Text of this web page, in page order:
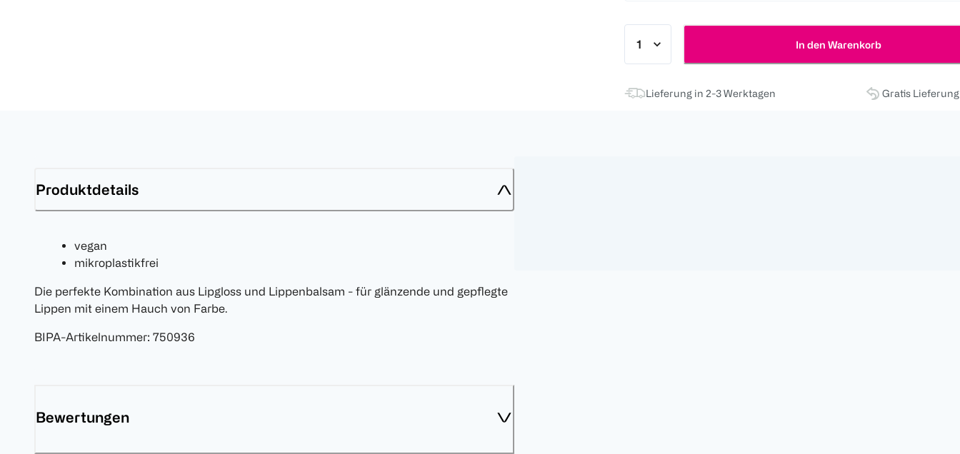
In den Warenkorb
Lieferung in 2-3 Werktagen Gratis
Produktdetails
vegan
mikroplastikfrei
Die perfekte Kombination aus Lipgloss und Lippenbalsam - für glänzende und gepflegte
Lippen mit einem Hauch von Farbe.
BIPA-Artikelnummer: 750936
Bewertungen